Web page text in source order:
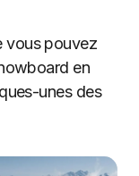
vous pouvez
en
unes des